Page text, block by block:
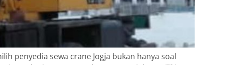
penyedia sewa crane Jogja bukan hanya soal